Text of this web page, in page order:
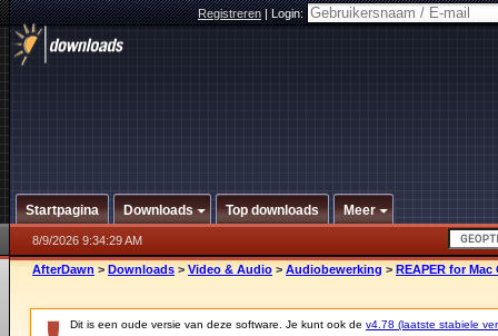
Registreren|Login:
Startpagina Downloads Top downloads Meer
8/9/2026 9:34:29 AM
AfterDawn > Downloads > Video & Audio > Audiobewerking > REAPER for Mac
Dit is een oude versie van deze software. Je kunt ook de v4.78 (laatste stabiele